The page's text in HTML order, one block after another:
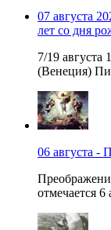
07 августа
лет со дня
7/19 августа
(Венеция)
06 августа -
отмечается